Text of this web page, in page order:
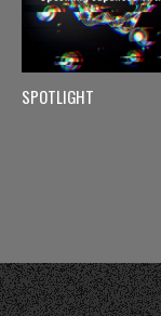
SPOTLIGHT